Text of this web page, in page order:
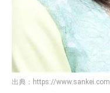
出典： https://www.sankei.com